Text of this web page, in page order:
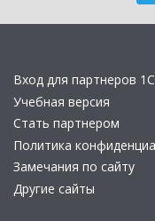
Вход для партнеров 1С
Учебная версия
Стать партнером
Политика
Замечания по сайту
Другие сайты